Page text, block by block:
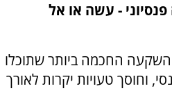
- עשה או אל
החכמה ביותר שתוכלו
וחוסך טעויות יקרות לאורך